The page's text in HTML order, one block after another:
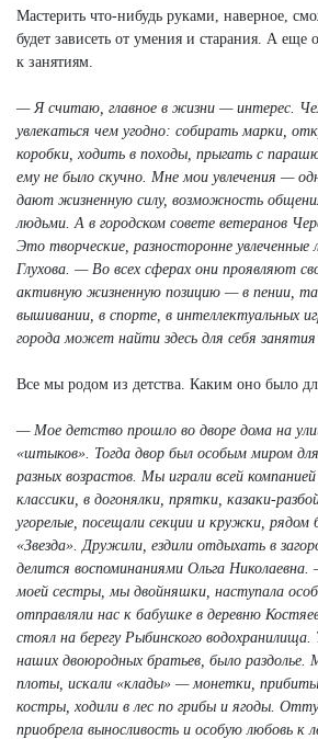
Мастерить что-нибудь руками, наверное,
будет зависеть от умения и старания. А еще
к занятиям.
— Я считаю, главное в жизни — интерес.
увлекаться чем угодно: собирать марки,
коробки, ходить в походы, прыгать с
ему не было скучно. Мне мои увлечения —
дают жизненную силу, возможность
людьми. А в городском совете ветеранов
Это творческие, разносторонне
Глухова. — Во всех сферах они проявляют
активную жизненную позицию — в пении,
вышивании, в спорте, в интеллектуальных
города может найти здесь для себя занятия
Все мы родом из детства. Каким оно было
— Мое детство прошло во дворе дома на
«штыков». Тогда двор был особым миром
разных возрастов. Мы играли всей
классики, в догонялки, прятки, казаки-
угорелые, посещали секции и кружки, рядом
«Звезда». Дружили, ездили отдыхать в
делится воспоминаниями Ольга
моей сестры, мы двойняшки, наступала
отправляли нас к бабушке в деревню
стоял на берегу Рыбинского
наших двоюродных братьев, было раздолье.
плоты, искали «клады» — монетки,
костры, ходили в лес по грибы и ягоды.
приобрела выносливость и особую любовь к